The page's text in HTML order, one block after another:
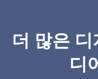
더 많은
디